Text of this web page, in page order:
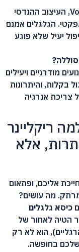
בכיסאות מתקדמים כמו של Volaro, העיצוב ההנדסי
הגלגלים אמנם
יעיל שלא פוגע
מודרניים ויעילים
בקלות, והיתרונות
צריכת אנרגיה
ריקליינר
אלא
אליכם, ופתאום
מה עושים?
כיסא גלגלים
הטיה לאחור של
הוא לא רק
שלכם בחופשה.